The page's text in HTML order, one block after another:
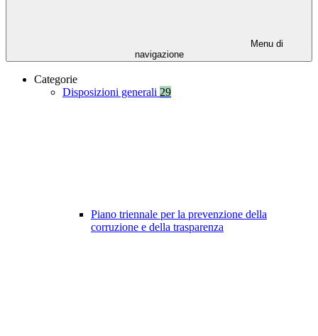
Menu di
navigazione
Categorie
Disposizioni generali 29
Piano triennale per la prevenzione della
corruzione e della trasparenza